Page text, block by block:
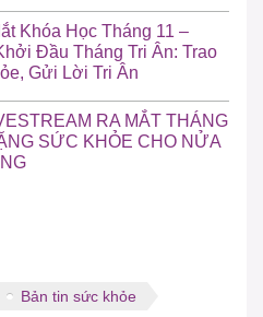
Khóa Học Tháng 11 –
Đầu Tháng Tri Ân: Trao
Gửi Lời Tri Ân
RA MẮT THÁNG
SỨC KHỎE CHO NỬA
Bản tin sức khỏe